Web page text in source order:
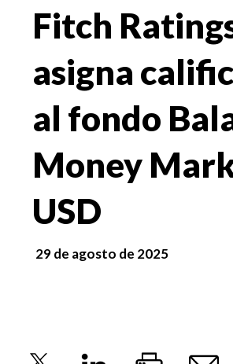
Fitch
asigna
al fondo
Money
USD
29 de agosto de 2025